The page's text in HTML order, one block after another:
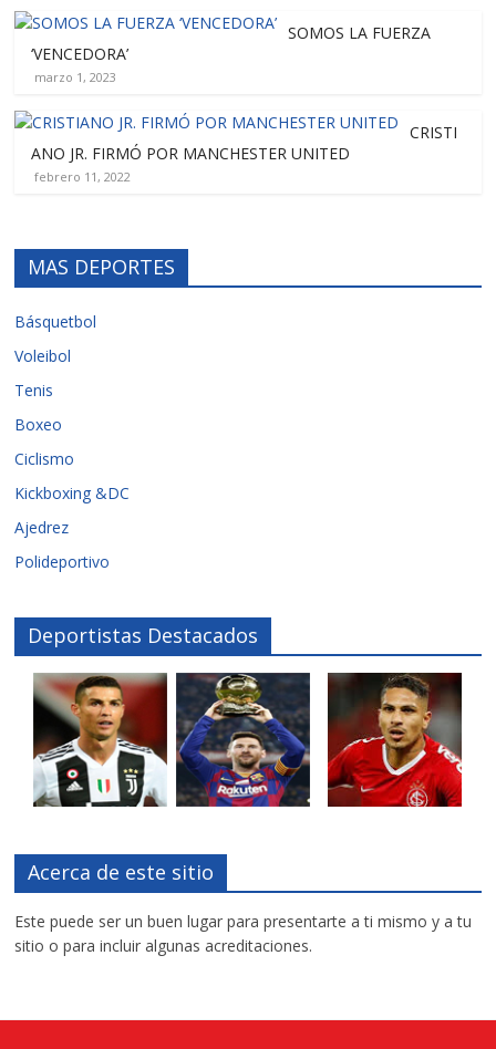
SOMOS LA FUERZA
‘VENCEDORA’
marzo 1, 2023
CRISTI
ANO JR. FIRMÓ POR MANCHESTER UNITED
febrero 11, 2022
MAS DEPORTES
Básquetbol
Voleibol
Tenis
Boxeo
Ciclismo
Kickboxing &DC
Ajedrez
Polideportivo
Deportistas Destacados
Acerca de este sitio
Este puede ser un buen lugar para presentarte a ti mismo y a tu
sitio o para incluir algunas acreditaciones.